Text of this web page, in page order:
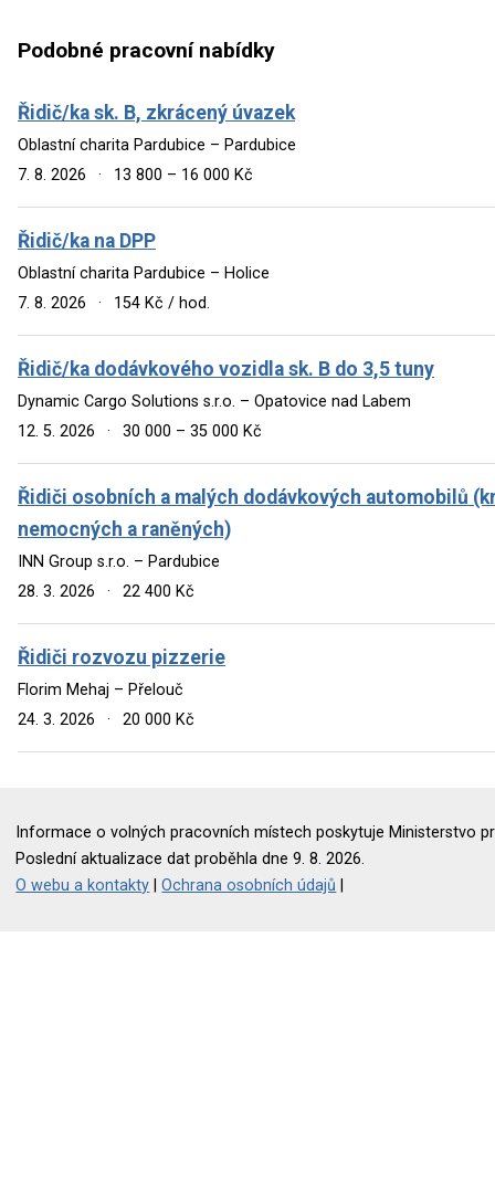
Podobné pracovní nabídky
Řidič/ka sk. B, zkrácený úvazek
Oblastní charita Pardubice – Pardubice
7. 8. 2026
· 13 800 – 16 000 Kč
Řidič/ka na DPP
Oblastní charita Pardubice – Holice
7. 8. 2026
· 154 Kč / hod.
Řidič/ka dodávkového vozidla sk. B do 3,5 tuny
Dynamic Cargo Solutions s.r.o. – Opatovice nad Labem
12. 5. 2026
· 30 000 – 35 000 Kč
Řidiči osobních a malých dodávkových automobilů
nemocných a raněných)
INN Group s.r.o. – Pardubice
28. 3. 2026
· 22 400 Kč
Řidiči rozvozu pizzerie
Florim Mehaj – Přelouč
24. 3. 2026
· 20 000 Kč
Informace o volných pracovních místech poskytuje Ministerstvo
Poslední aktualizace dat proběhla dne 9. 8. 2026.
O webu a kontakty |Ochrana osobních údajů